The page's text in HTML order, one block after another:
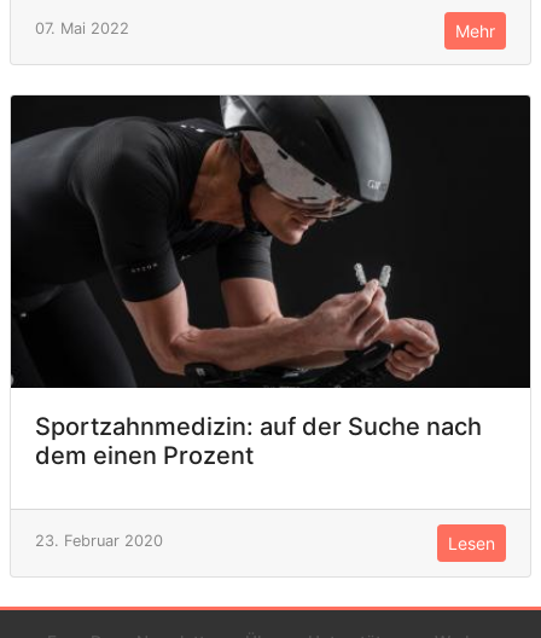
07. Mai 2022 Mehr
Sportzahnmedizin: auf der Suche nach
dem einen Prozent
23. Februar 2020 Lesen